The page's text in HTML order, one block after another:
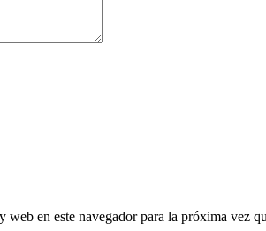
en este navegador para la próxima vez